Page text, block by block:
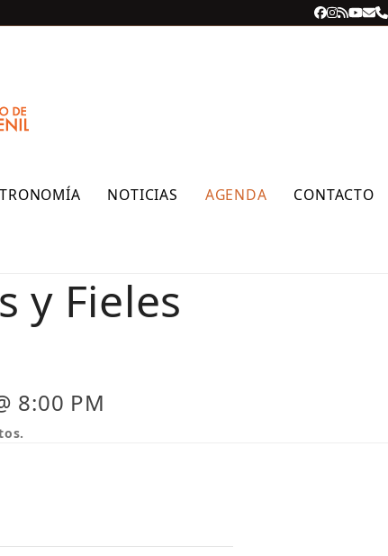
Facebook
RSS
NOTICIAS AGENDA CONTACTO
y Fieles
8:00 PM